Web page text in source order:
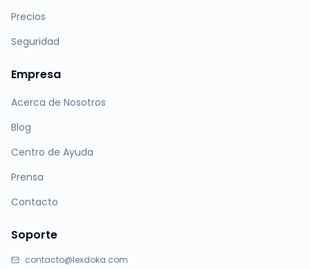
Precios
Seguridad
Empresa
Acerca de Nosotros
Blog
Centro de Ayuda
Prensa
Contacto
Soporte
contacto@lexdoka.com